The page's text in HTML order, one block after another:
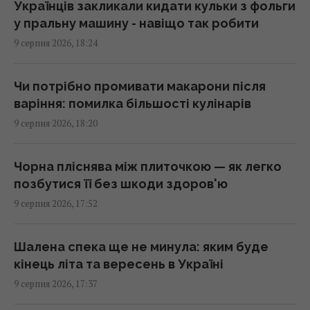
18:12 неділя, 09 серпня 2026
Гороскоп на 10 серпня за картами Таро:
цілі
18:00 неділя, 09 серпня 2026
віком у тисячі років: чому він не псується
17:34 неділя, 09 серпня 2026
перетворилася на зразкового союзника
США, - The Atlantic
17:31 неділя, 09 серпня 2026
Українців закликали кидати кульки з фольги
у пральну машину - навіщо так робити
9 серпня 2026, 18:24
Чи потрібно промивати макарони після
варіння: помилка більшості кулінарів
9 серпня 2026, 18:20
Чорна пліснява між плиточкою — як легко
позбутися її без шкоди здоров'ю
9 серпня 2026, 17:52
Шалена спека ще не минула: яким буде
кінець літа та вересень в Україні
9 серпня 2026, 17:37